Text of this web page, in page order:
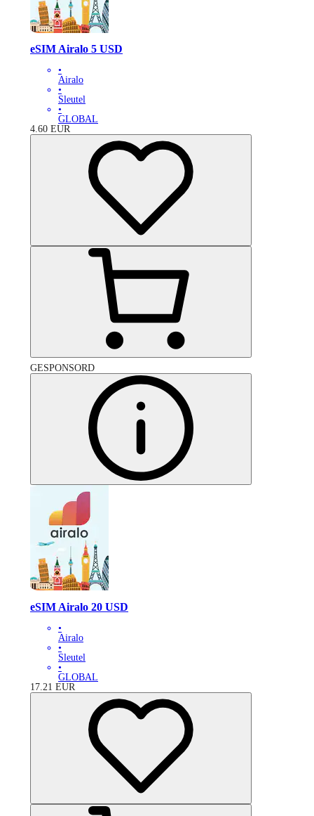
eSIM Airalo 5 USD
•
Airalo
•
Sleutel
•
GLOBAL
4.60 EUR
GESPONSORD
eSIM Airalo 20 USD
•
Airalo
•
Sleutel
•
GLOBAL
17.21 EUR